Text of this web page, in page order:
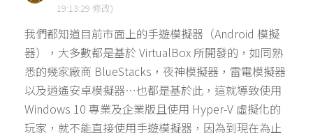
19:13:29 修改)
我們都知道目前市面上的手遊模擬器（Android 模擬
器），大多數都是基於 VirtualBox 所開發的，如同熟
悉的幾家廠商 BlueStacks，夜神模擬器，雷電模擬器
以及逍遙安卓模擬器…也都是基於此，這就導致使用
Windows 10 專業及企業版且使用 Hyper-V 虛擬化的
玩家，就不能直接使用手遊模擬器，因為到現在為止